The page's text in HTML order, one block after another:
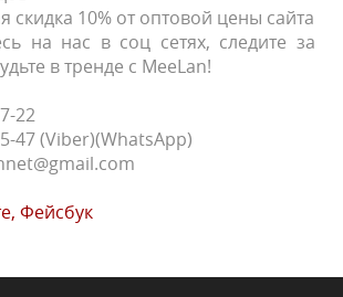
скидка 10% от оптовой цены сайта
на нас в соц сетях, следите за
в тренде с MeeLan!
22
47 (Viber)(WhatsApp)
, Фейсбук